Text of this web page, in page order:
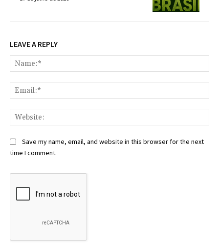
LEAVE A REPLY
Save my name, email, and website in this browser for the next
time I comment.